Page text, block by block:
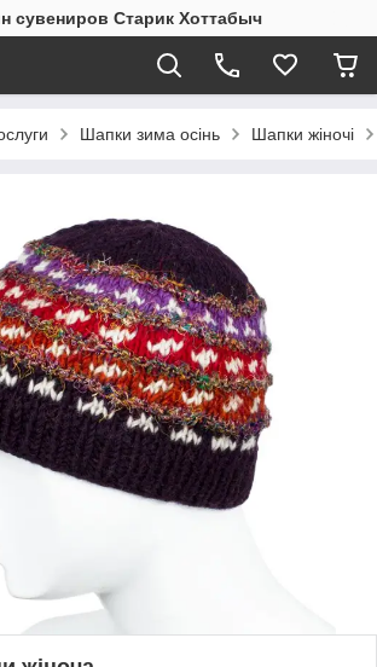
сувениров Старик Хоттабыч
Шапки зима осінь Шапки жіночі